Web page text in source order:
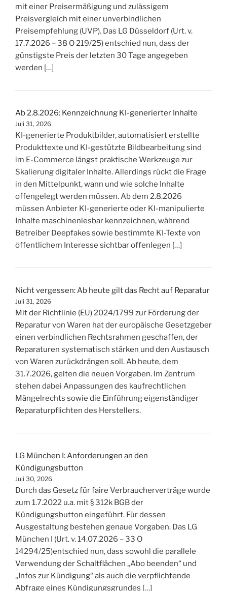
mit einer Preisermäßigung und zulässigem
Preisvergleich mit einer unverbindlichen
Preisempfehlung (UVP). Das LG Düsseldorf (Urt. v.
17.7.2026 – 38 O 219/25) entschied nun, dass der
günstigste Preis der letzten 30 Tage angegeben
werden […]
Ab 2.8.2026: Kennzeichnung KI-generierter Inhalte
Juli 31, 2026
KI-generierte Produktbilder, automatisiert erstellte
Produkttexte und KI-gestützte Bildbearbeitung sind
im E-Commerce längst praktische Werkzeuge zur
Skalierung digitaler Inhalte. Allerdings rückt die Frage
in den Mittelpunkt, wann und wie solche Inhalte
offengelegt werden müssen. Ab dem 2.8.2026
müssen Anbieter KI-generierte oder KI-manipulierte
Inhalte maschinenlesbar kennzeichnen, während
Betreiber Deepfakes sowie bestimmte KI-Texte von
öffentlichem Interesse sichtbar offenlegen […]
Nicht vergessen: Ab heute gilt das Recht auf Reparatur
Juli 31, 2026
Mit der Richtlinie (EU) 2024/1799 zur Förderung der
Reparatur von Waren hat der europäische Gesetzgeber
einen verbindlichen Rechtsrahmen geschaffen, der
Reparaturen systematisch stärken und den Austausch
von Waren zurückdrängen soll. Ab heute, dem
31.7.2026, gelten die neuen Vorgaben. Im Zentrum
stehen dabei Anpassungen des kaufrechtlichen
Mängelrechts sowie die Einführung eigenständiger
Reparaturpflichten des Herstellers.
LG München I: Anforderungen an den
Kündigungsbutton
Juli 30, 2026
Durch das Gesetz für faire Verbraucherverträge wurde
zum 1.7.2022 u.a. mit § 312k BGB der
Kündigungsbutton eingeführt. Für dessen
Ausgestaltung bestehen genaue Vorgaben. Das LG
München I (Urt. v. 14.07.2026 – 33 O
14294/25)entschied nun, dass sowohl die parallele
Verwendung der Schaltflächen „Abo beenden“ und
„Infos zur Kündigung“ als auch die verpflichtende
Abfrage eines Kündigungsgrundes […]